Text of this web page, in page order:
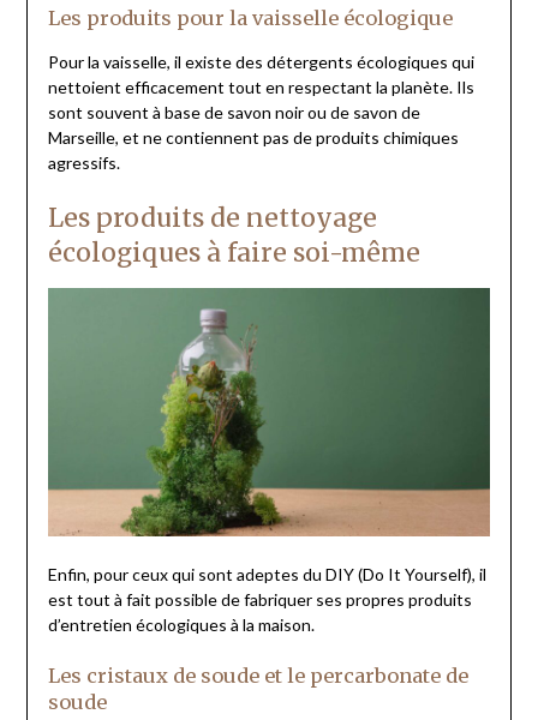
Les produits pour la vaisselle écologique
Pour la vaisselle, il existe des détergents écologiques qui
nettoient efficacement tout en respectant la planète. Ils
sont souvent à base de savon noir ou de savon de
Marseille, et ne contiennent pas de produits chimiques
agressifs.
Les produits de nettoyage
écologiques à faire soi-même
Enfin, pour ceux qui sont adeptes du DIY (Do It Yourself), il
est tout à fait possible de fabriquer ses propres produits
d’entretien écologiques à la maison.
Les cristaux de soude et le percarbonate de
soude